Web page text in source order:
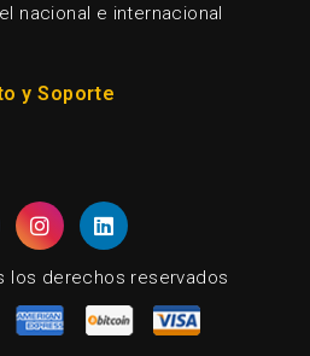
nacional e internacional
y Soporte
los derechos reservados